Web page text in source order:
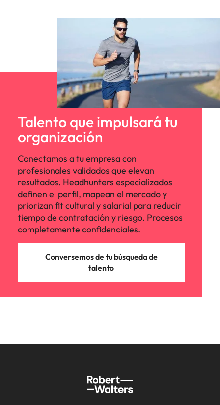
Talento que impulsará tu
organización
Conectamos a tu empresa con
profesionales validados que elevan
resultados. Headhunters especializados
definen el perfil, mapean el mercado y
priorizan fit cultural y salarial para reducir
tiempo de contratación y riesgo. Procesos
completamente confidenciales.
Conversemos de tu búsqueda de
talento